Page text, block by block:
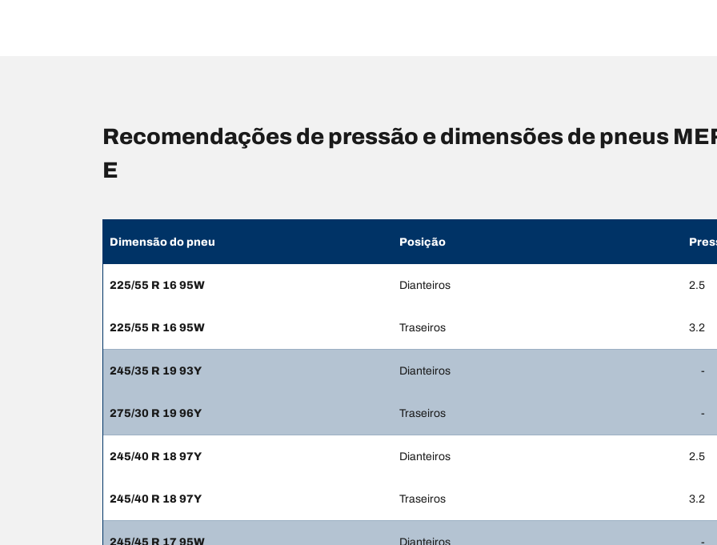
Recomendações de pressão e dimensões de pneus
E
Dimensão do pneu Posição
225/55 R 16 95W Dianteiros 2.5
225/55 R 16 95W Traseiros 3.2
245/35 R 19 93Y Dianteiros -
275/30 R 19 96Y Traseiros -
245/40 R 18 97Y Dianteiros 2.5
245/40 R 18 97Y Traseiros 3.2
245/45 R 17 95W Dianteiros -